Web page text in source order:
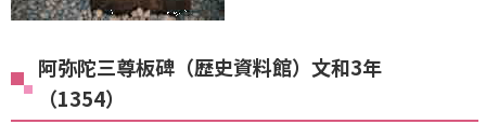
阿弥陀三尊板碑（歴史資料館）文和3年
（1354）